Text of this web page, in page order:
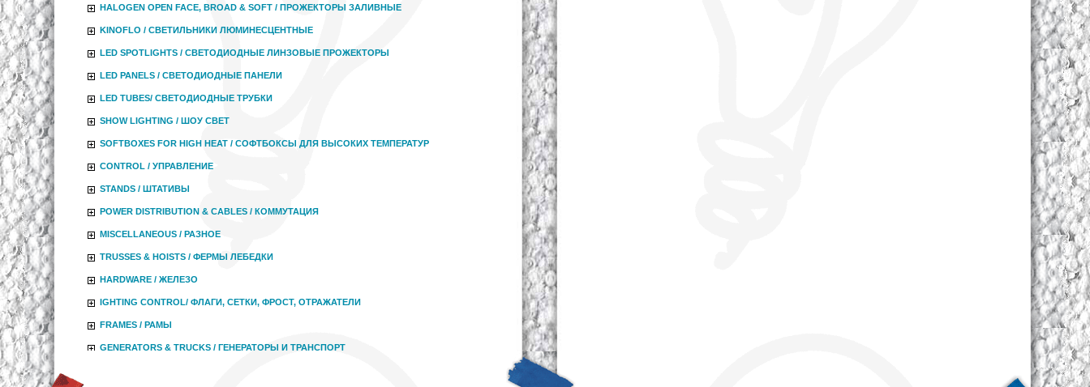
HALOGEN OPEN FACE, BROAD & SOFT / ПРОЖЕКТОРЫ ЗАЛИВНЫЕ
KINOFLO / СВЕТИЛЬНИКИ ЛЮМИНЕСЦЕНТНЫЕ
LED SPOTLIGHTS / СВЕТОДИОДНЫЕ ЛИНЗОВЫЕ ПРОЖЕКТОРЫ
LED PANELS / СВЕТОДИОДНЫЕ ПАНЕЛИ
LED TUBES/ СВЕТОДИОДНЫЕ ТРУБКИ
SHOW LIGHTING / ШОУ СВЕТ
SOFTBOXES FOR HIGH HEAT / СОФТБОКСЫ ДЛЯ ВЫСОКИХ ТЕМПЕРАТУР
CONTROL / УПРАВЛЕНИЕ
STANDS / ШТАТИВЫ
POWER DISTRIBUTION & CABLES / КОММУТАЦИЯ
MISCELLANEOUS / РАЗНОЕ
TRUSSES & HOISTS / ФЕРМЫ ЛЕБЕДКИ
HARDWARE / ЖЕЛЕЗО
IGHTING CONTROL/ ФЛАГИ, СЕТКИ, ФРОСТ, ОТРАЖАТЕЛИ
FRAMES / РАМЫ
GENERATORS & TRUCKS / ГЕНЕРАТОРЫ И ТРАНСПОРТ